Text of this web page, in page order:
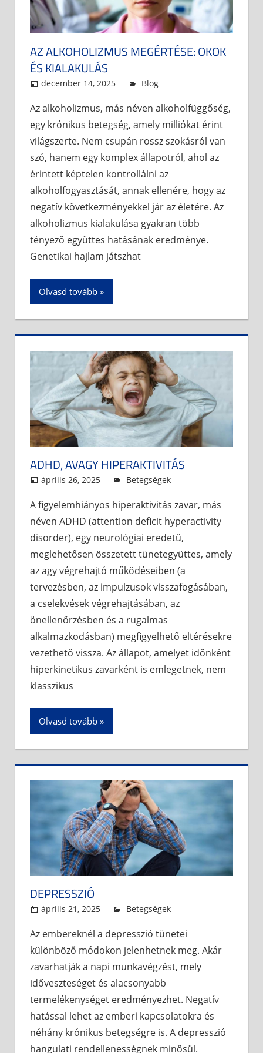
AZ ALKOHOLIZMUS MEGÉRTÉSE: OKOK
ÉS KIALAKULÁS
december 14, 2025 admin
Blog
Az alkoholizmus, más néven alkoholfüggőség,
egy krónikus betegség, amely milliókat érint
világszerte. Nem csupán rossz szokásról van
szó, hanem egy komplex állapotról, ahol az
érintett képtelen kontrollálni az
alkoholfogyasztását, annak ellenére, hogy az
negatív következményekkel jár az életére. Az
alkoholizmus kialakulása gyakran több
tényező együttes hatásának eredménye.
Genetikai hajlam játszhat
Olvasd tovább
ADHD, AVAGY HIPERAKTIVITÁS
április 26, 2025 admin
Betegségek
A figyelemhiányos hiperaktivitás zavar, más
néven ADHD (attention deficit hyperactivity
disorder), egy neurológiai eredetű,
meglehetősen összetett tünetegyüttes, amely
az agy végrehajtó működéseiben (a
tervezésben, az impulzusok visszafogásában,
a cselekvések végrehajtásában, az
önellenőrzésben és a rugalmas
alkalmazkodásban) megfigyelhető eltérésekre
vezethető vissza. Az állapot, amelyet időnként
hiperkinetikus zavarként is emlegetnek, nem
klasszikus
Olvasd tovább
DEPRESSZIÓ
április 21, 2025 admin
Betegségek
Az embereknél a depresszió tünetei
különböző módokon jelenhetnek meg. Akár
zavarhatják a napi munkavégzést, mely
időveszteséget és alacsonyabb
termelékenységet eredményezhet. Negatív
hatással lehet az emberi kapcsolatokra és
néhány krónikus betegségre is. A depresszió
hangulati rendellenességnek minősül.